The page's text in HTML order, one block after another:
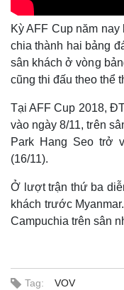
Thế giới
Quan sát
Cuộc sống đó đây
Hồ sơ
Kỳ AFF Cup năm
chia thành hai bảng
sân khách ở vòng
cũng thi đấu theo thể
Tại AFF Cup 2018,
vào ngày 8/11, trên
Park Hang Seo trở
(16/11).
Ở lượt trận thứ ba
khách trước
Campuchia trên sân
Tag: VOV